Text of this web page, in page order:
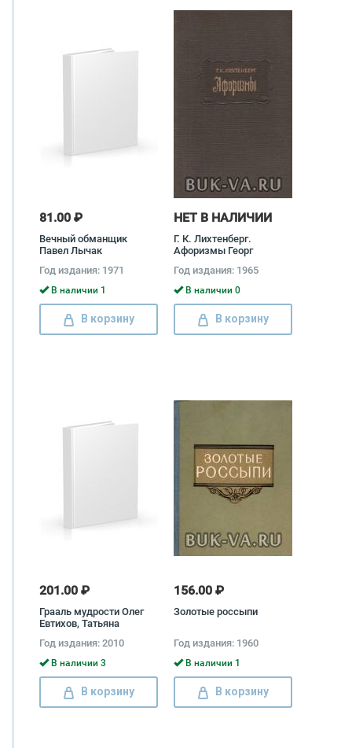
81.00 ₽
Вечный обманщик
Павел Лычак
Год издания: 1971
В наличии 1
В корзину
НЕТ В НАЛИЧИИ
Г. К. Лихтенберг.
Афоризмы Георг
Год издания: 1965
В наличии 0
В корзину
201.00 ₽
Грааль мудрости Олег
Евтихов, Татьяна
Год издания: 2010
В наличии 3
В корзину
156.00 ₽
Золотые россыпи
Год издания: 1960
В наличии 1
В корзину